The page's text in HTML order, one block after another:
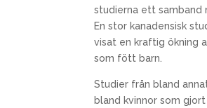
studierna ett samband
En stor kanadensisk
visat en kraftig ökning
som fött barn.
Studier från bland
bland kvinnor som